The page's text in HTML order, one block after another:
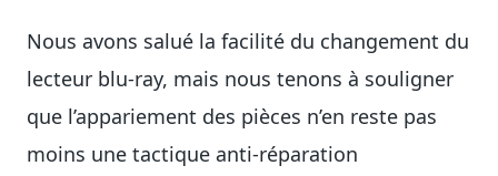
Nous avons salué la facilité du changement du
lecteur blu-ray, mais nous tenons à souligner
que l’appariement des pièces n’en reste pas
moins une tactique anti-réparation